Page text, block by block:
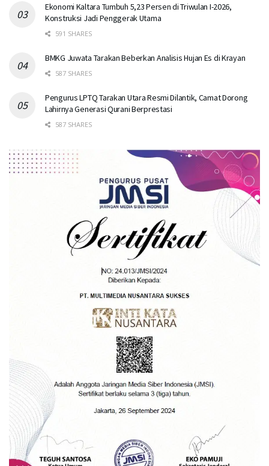
Ekonomi Kaltara Tumbuh 5,23 Persen di Triwulan I-2026,
Konstruksi Jadi Penggerak Utama
591 SHARES
BMKG Juwata Tarakan Beberkan Analisis Hujan Es di Krayan
587 SHARES
Pengurus LPTQ Tarakan Utara Resmi Dilantik, Camat Dorong
Lahirnya Generasi Qurani Berprestasi
587 SHARES